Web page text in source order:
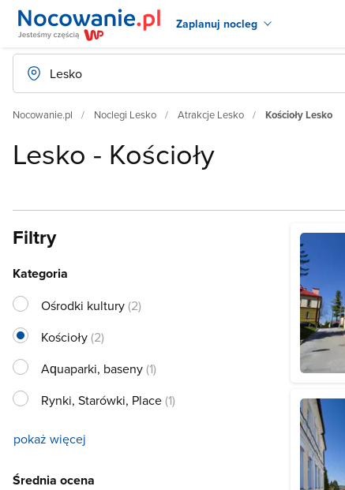
Zaplanuj nocleg
Nocowanie.pl Noclegi Lesko Atrakcje Lesko Kościoły Lesko
Lesko - Kościoły
Filtry
Kategoria
Ośrodki kultury(2)
Kościoły(2)
Aquaparki, baseny(1)
Rynki, Starówki, Place(1)
pokaż więcej
Średnia ocena